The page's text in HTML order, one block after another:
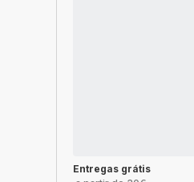
Entregas grátis